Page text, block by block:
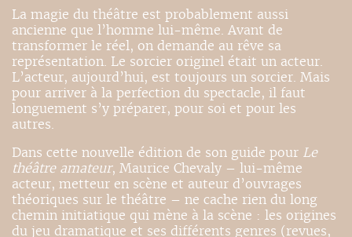
La magie du théâtre est probablement aussi
ancienne que l’homme lui-même. Avant de
transformer le réel, on demande au rêve sa
représentation. Le sorcier originel était un acteur.
L’acteur, aujourd’hui, est toujours un sorcier. Mais
pour arriver à la perfection du spectacle, il faut
longuement s’y préparer, pour soi et pour les
autres.
Dans cette nouvelle édition de son guide pour Le
théâtre amateur, Maurice Chevaly – lui-même
acteur, metteur en scène et auteur d’ouvrages
théoriques sur le théâtre – ne cache rien du long
chemin initiatique qui mène à la scène : les origines
du jeu dramatique et ses différents genres (revues,